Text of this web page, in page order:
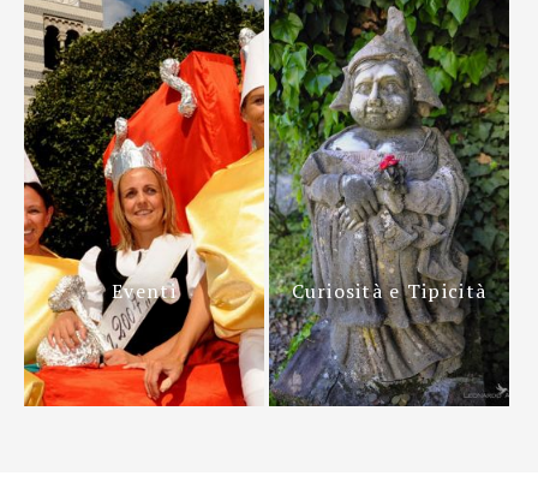
Eventi Curiosità e Tipicità